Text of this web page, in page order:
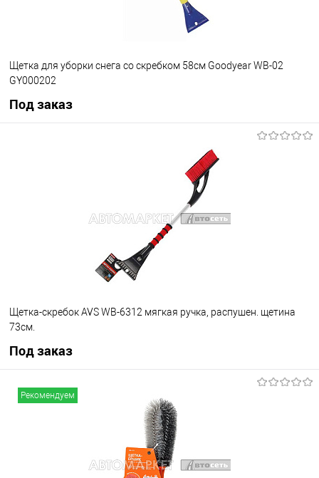
Щетка для уборки снега со скребком 58см Goodyear WB-02
GY000202
Под заказ
Под заказ
Щетка-скребок AVS WB-6312 мягкая ручка, распушен. щетина
73см.
Под заказ
Рекомендуем